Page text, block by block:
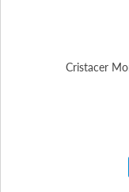
Cristacer